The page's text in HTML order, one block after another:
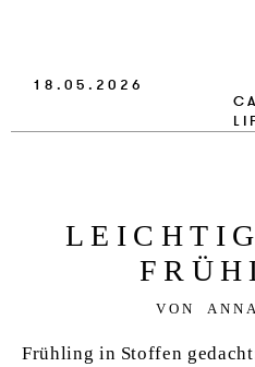
18.05.2026
VON
Frühling in Stoffen